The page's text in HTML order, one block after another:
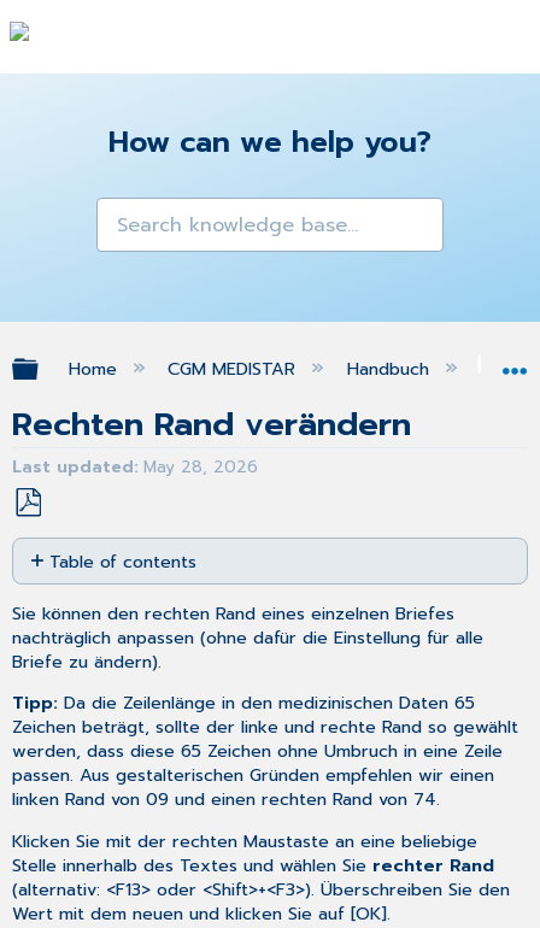
How can we help you?
Expand/collapse global hierarchy
Home CGM MEDISTAR Handbuch
Rechten Rand verändern
Last updated May 28, 2026
Save
as
PDF
Table of contents
No
headers
Sie können den rechten Rand eines einzelnen Briefes
nachträglich anpassen (ohne dafür die Einstellung für alle
Briefe zu ändern).
Tipp:Da die Zeilenlänge in den medizinischen Daten 65
Zeichen beträgt, sollte der linke und rechte Rand so gewählt
werden, dass diese 65 Zeichen ohne Umbruch in eine Zeile
passen. Aus gestalterischen Gründen empfehlen wir einen
linken Rand von 09 und einen rechten Rand von 74.
Klicken Sie mit der rechten Maustaste an eine beliebige
Stelle innerhalb des Textes und wählen Sie rechter Rand
(alternativ: <F13> oder <Shift>+<F3>). Überschreiben Sie den
Wert mit dem neuen und klicken Sie auf [OK].